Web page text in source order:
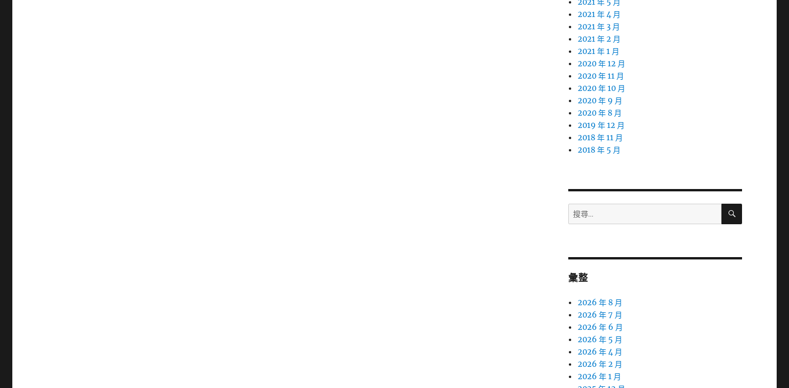
2021 年 5 月
2021 年 4 月
2021 年 3 月
2021 年 2 月
2021 年 1 月
2020 年 12 月
2020 年 11 月
2020 年 10 月
2020 年 9 月
2020 年 8 月
2019 年 12 月
2018 年 11 月
2018 年 5 月
搜
尋
字:
搜
彙整
2026 年 8 月
2026 年 7 月
2026 年 6 月
2026 年 5 月
2026 年 4 月
2026 年 2 月
2026 年 1 月